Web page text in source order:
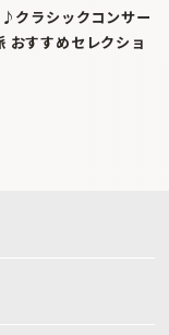
クラシックコンサー
おすすめセレクショ